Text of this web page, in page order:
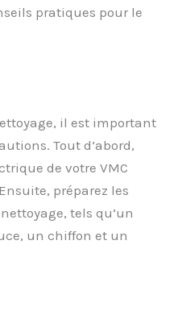
pratiques pour le
il est important
Tout d’abord,
de votre VMC
préparez les
tels qu’un
un chiffon et un